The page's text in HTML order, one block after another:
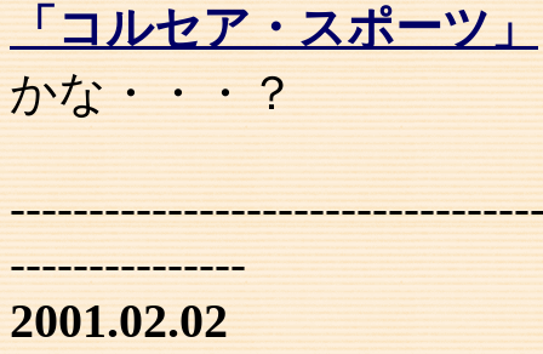
「コルセア・スポーツ」
かな・・・？
---------------
2001.02.02